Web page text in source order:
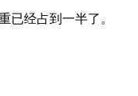
已经占到一半了。